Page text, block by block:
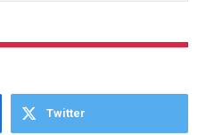
Twitter